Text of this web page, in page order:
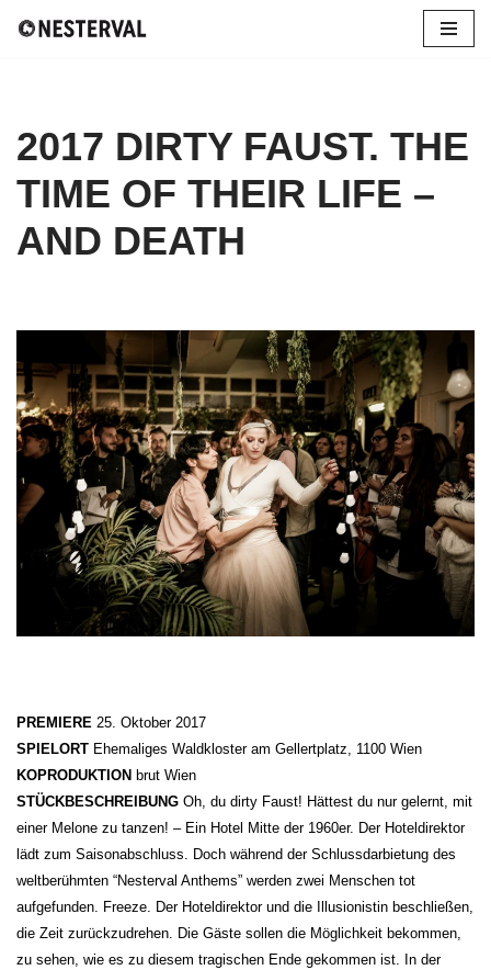
2017 DIRTY FAUST. THE
TIME OF THEIR LIFE –
AND DEATH
PREMIERE 25. Oktober 2017
SPIELORT Ehemaliges Waldkloster am Gellertplatz, 1100 Wien
KOPRODUKTION brut Wien
STÜCKBESCHREIBUNG Oh, du dirty Faust! Hättest du nur gelernt, mit
einer Melone zu tanzen! – Ein Hotel Mitte der 1960er. Der Hoteldirektor
lädt zum Saisonabschluss. Doch während der Schlussdarbietung des
weltberühmten “Nesterval Anthems” werden zwei Menschen tot
aufgefunden. Freeze. Der Hoteldirektor und die Illusionistin beschließen,
die Zeit zurückzudrehen. Die Gäste sollen die Möglichkeit bekommen,
zu sehen, wie es zu diesem tragischen Ende gekommen ist. In der